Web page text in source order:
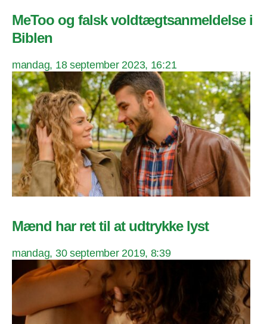
MeToo og falsk voldtægtsanmeldelse i
Biblen
mandag, 18 september 2023, 16:21
Mænd har ret til at udtrykke lyst
mandag, 30 september 2019, 8:39